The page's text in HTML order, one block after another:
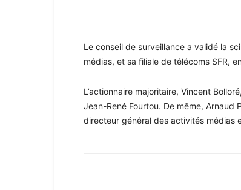
Le conseil de surveillance a validé la
médias, et sa filiale de télécoms SFR,
L’actionnaire majoritaire, Vincent
Jean-René Fourtou. De même, Arnaud
directeur général des activités médias